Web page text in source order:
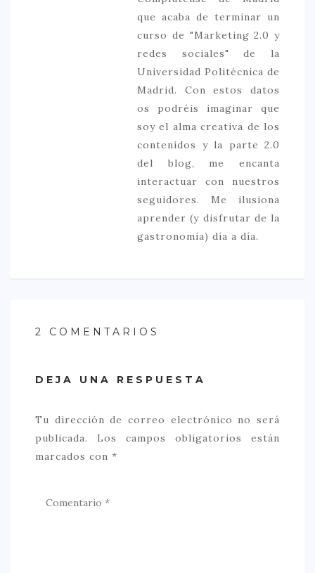
que acaba de terminar un
curso de "Marketing 2.0 y
redes sociales" de la
Universidad Politécnica de
Madrid. Con estos datos
os podréis imaginar que
soy el alma creativa de los
contenidos y la parte 2.0
del blog, me encanta
interactuar con nuestros
seguidores. Me ilusiona
aprender (y disfrutar de la
gastronomía) día a día.
2 COMENTARIOS
DEJA UNA RESPUESTA
Tu dirección de correo electrónico no será
publicada.
Los campos obligatorios están
marcados con *